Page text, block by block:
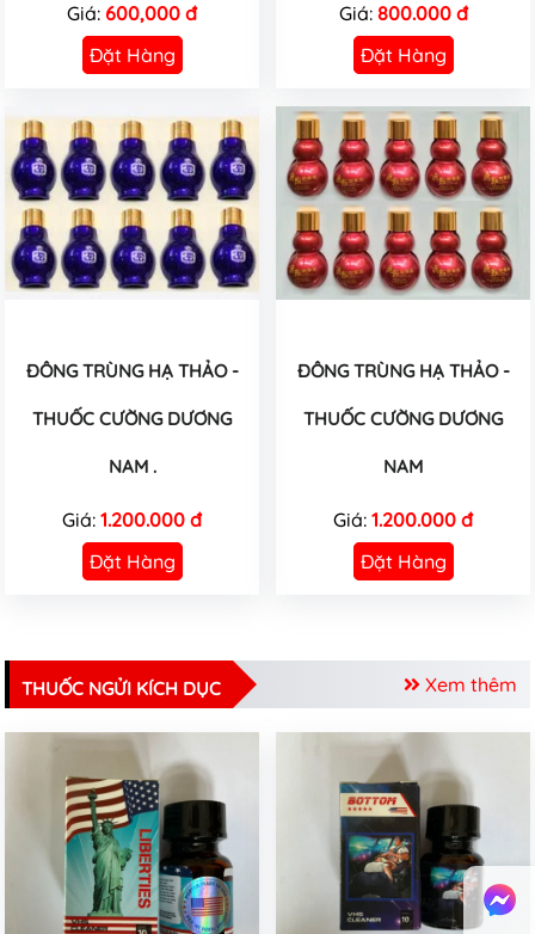
Giá: 600,000 đ
Đặt Hàng
Giá: 800.000 đ
Đặt Hàng
ĐÔNG TRÙNG HẠ THẢO -
THUỐC CƯỜNG DƯƠNG
NAM .
Giá: 1.200.000 đ
Đặt Hàng
ĐÔNG TRÙNG HẠ THẢO -
THUỐC CƯỜNG DƯƠNG
NAM
Giá: 1.200.000 đ
Đặt Hàng
Xem thêm
THUỐC NGỬI KÍCH DỤC